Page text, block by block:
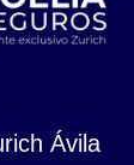
Ávila